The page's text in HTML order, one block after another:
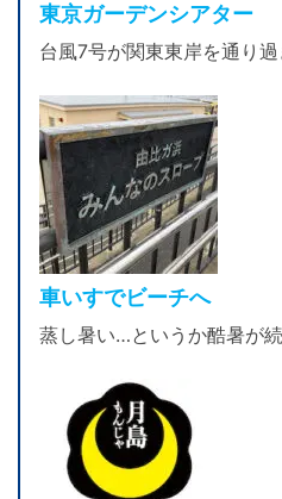
東京ガーデンシアター
台風7号が関東東岸を通り
車いすでビーチへ
蒸し暑い…というか酷暑が